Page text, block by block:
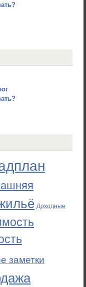
Доходные
заметки